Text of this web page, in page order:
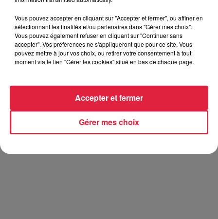
résonner des sonorités dansantes qui transporteront le
public dans l’univers enjoué de l’Irlande.
Réservez dès maintenant cette date, car vous ne voudrez
pas manquer cet événement !
L’abus d’alcool est dangereux pour la santé, à consommer
Vous pouvez accepter en cliquant sur "Accepter et fermer", ou affiner en
sélectionnant les finalités et/ou partenaires dans "Gérer mes choix".
Vous pouvez également refuser en cliquant sur "Continuer sans
accepter". Vos préférences ne s'appliqueront que pour ce site. Vous
pouvez mettre à jour vos choix, ou retirer votre consentement à tout
moment via le lien "Gérer les cookies" situé en bas de chaque page.
Gérer mes choix
Accepter et fermer